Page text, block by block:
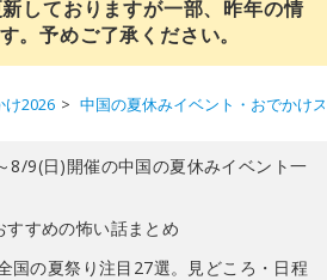
しておりますが一部、昨年の情
。予めご了承ください。
け2026 中国の夏休みイベント・おでかけ
8/9(日)開催の中国の夏休みイベント一
すすめの怖い話まとめ
国の夏祭り注目27選。見どころ・日程